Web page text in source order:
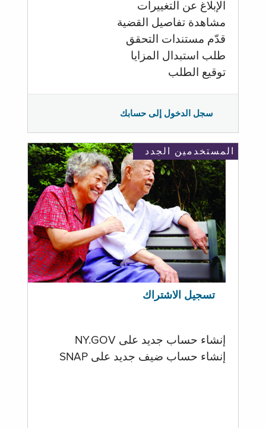
الإبلاغ عن التغييرات
مشاهدة تفاصيل القضية
قدّم مستندات التحقق
طلب استبدال المزايا
توقيع الطلب
سجل الدخول إلى حسابك
المستخدمين الجدد
تسجيل الاشتراك
إنشاء حساب جديد على NY.GOV
إنشاء حساب ضيف جديد على SNAP